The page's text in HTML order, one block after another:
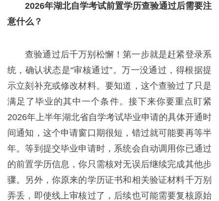
2026年湖北自学考试前置学历查验通过后需要注
意什么？
查验通过后千万别松懈！第一步就是赶紧登录系
统，确认状态是“审核通过”。万一没通过，得根据提
示立刻补充或修改材料。要知道，这个查验过了只是
满足了毕业的其中一个条件。接下来你要重点盯紧
2026年上半年湖北省自学考试毕业申请的具体开通时
间通知，这个申请窗口期很短，错过就可能要再等半
年。等到提交毕业申请时，系统会自动调用你已通过
的前置学历信息，你只需核对无误后继续完成其他步
骤。另外，你原来的学历证书和相关验证材料千万别
弄丢，即使线上审核过了，后续也可能需要复核原始